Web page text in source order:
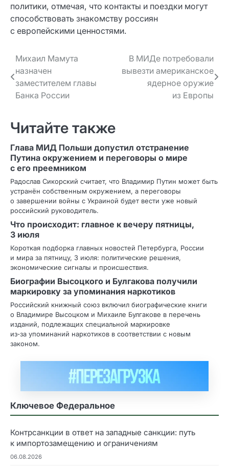
политики, отмечая, что контакты и поездки могут
способствовать знакомству россиян
с европейскими ценностями.
Навигация
по записям
Михаил Мамута
назначен
заместителем главы
Банка России
В МИДе потребовали
вывезти американское
ядерное оружие
из Европы
Читайте также
Глава МИД Польши допустил отстранение
Путина окружением и переговоры о мире
с его преемником
Радослав Сикорский считает, что Владимир Путин может быть
устранён собственным окружением, а переговоры
о завершении войны с Украиной будет вести уже новый
российский руководитель.
Что происходит: главное к вечеру пятницы,
3 июля
Короткая подборка главных новостей Петербурга, России
и мира за пятницу, 3 июля: политические решения,
экономические сигналы и происшествия.
Биографии Высоцкого и Булгакова получили
маркировку за упоминания наркотиков
Российский книжный союз включил биографические книги
о Владимире Высоцком и Михаиле Булгакове в перечень
изданий, подлежащих специальной маркировке
из‑за упоминаний наркотиков в соответствии с новым
законом.
Ключевое Федеральное
Контрсанкции в ответ на западные санкции: путь
к импортозамещению и ограничениям
06.08.2026